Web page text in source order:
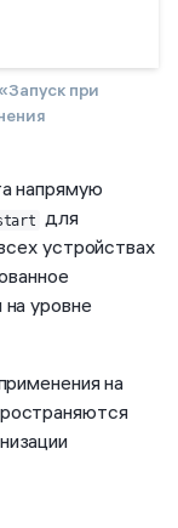
при
напрямую
для
устройствах
уровне
на